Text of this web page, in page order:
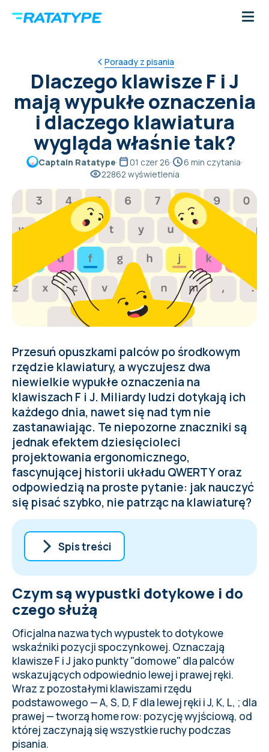
Poraady z pisania
Dlaczego klawisze F i J
mają wypukłe oznaczenia
i dlaczego klawiatura
wygląda właśnie tak?
Captain Ratatype· 01 czer 26· 6 min czytania·
22862 wyświetlenia
Przesuń opuszkami palców po środkowym
rzędzie klawiatury, a wyczujesz dwa
niewielkie wypukłe oznaczenia na
klawiszach F i J. Miliardy ludzi dotykają ich
każdego dnia, nawet się nad tym nie
zastanawiając. Te niepozorne znaczniki są
jednak efektem dziesięcioleci
projektowania ergonomicznego,
fascynującej historii układu QWERTY oraz
odpowiedzią na proste pytanie: jak nauczyć
się pisać szybko, nie patrząc na klawiaturę?
Spis treści
Czym są wypustki dotykowe i do czego
służą
Jak działa prawidłowa pozycja rąk i
dlaczego przyspiesza pisanie
Pochodzenie układu QWERTY: pełna
historia
Jak wypustki na F i J pomagają nauczyć się
szybko pisać
Czym są wypustki dotykowe i do
czego służą
Oficjalna nazwa tych wypustek to dotykowe
wskaźniki pozycji spoczynkowej. Oznaczają
klawisze F i J jako punkty "domowe" dla palców
wskazujących odpowiednio lewej i prawej ręki.
Wraz z pozostałymi klawiszami rzędu
podstawowego — A, S, D, F dla lewej ręki i J, K, L, ; dla
prawej — tworzą home row: pozycję wyjściową, od
której zaczynają się wszystkie ruchy podczas
pisania.